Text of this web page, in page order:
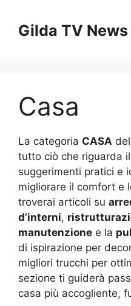
contenuto
Gilda TV News
Casa
La categoria CASA
tutto ciò che riguarda
suggerimenti pratici e
migliorare il comfort e
troverai articoli su
d’interni,
manutenzione e la
di ispirazione per
migliori trucchi per
sezione ti guiderà
casa più accogliente,